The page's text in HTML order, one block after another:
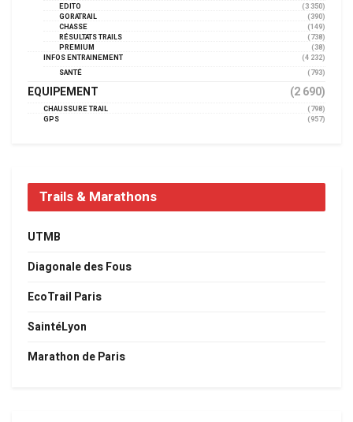
EDITO
(3 350)
GORATRAIL
(390)
CHASSE
(149)
RÉSULTATS TRAILS
(738)
PREMIUM
(38)
INFOS ENTRAINEMENT
(4 232)
SANTÉ
(793)
EQUIPEMENT (2 690)
CHAUSSURE TRAIL
(798)
GPS
(957)
Trails & Marathons
UTMB
Diagonale des Fous
EcoTrail Paris
SaintéLyon
Marathon de Paris